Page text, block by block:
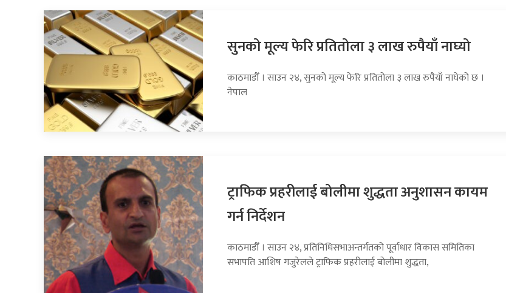
सुनको मूल्य फेरि प्रतितोला ३ लाख रुपैयाँ नाघ्यो
काठमाडौँ । साउन २४, सुनको मूल्य फेरि प्रतितोला ३ लाख रुपैयाँ नाघेको छ ।
नेपाल
ट्राफिक प्रहरीलाई बोलीमा शुद्धता अनुशासन कायम
गर्न निर्देशन
काठमाडौँ । साउन २४, प्रतिनिधिसभाअन्तर्गतको पूर्वाधार विकास समितिका
सभापति आशिष गजुरेलले ट्राफिक प्रहरीलाई बोलीमा शुद्धता,